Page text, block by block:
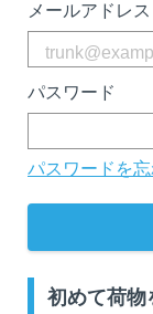
メールアドレス
パスワード
パスワードを
初めて荷物